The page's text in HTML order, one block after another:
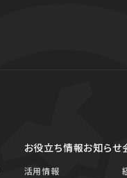
お役立ち情報
活用情報
お知らせ